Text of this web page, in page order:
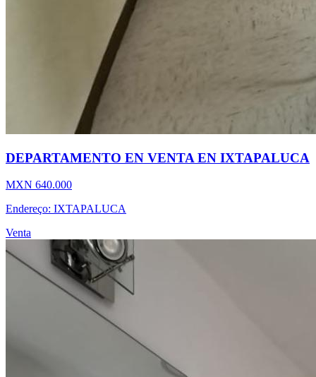
DEPARTAMENTO EN VENTA EN IXTAPALUCA
MXN 640.000
Endereço: IXTAPALUCA
Venta